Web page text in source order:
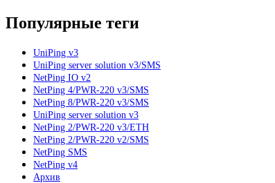
Популярные теги
UniPing v3
UniPing server solution v3/SMS
NetPing IO v2
NetPing 4/PWR-220 v3/SMS
NetPing 8/PWR-220 v3/SMS
UniPing server solution v3
NetPing 2/PWR-220 v3/ETH
NetPing 2/PWR-220 v2/SMS
NetPing SMS
NetPing v4
Архив